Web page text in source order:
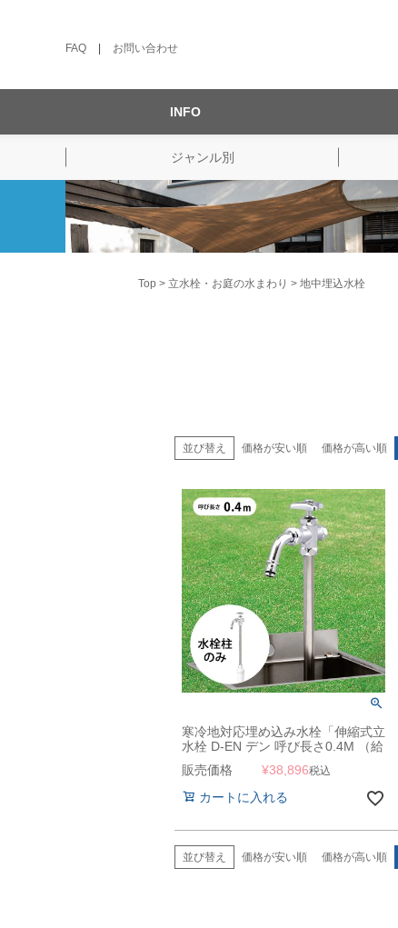
FAQ お問い合わせ
INFO
ジャンル別
Top 立水栓・お庭の水まわり 地中埋込水栓
並び替え 価格が安い順 価格が高い順
寒冷地対応埋め込み水栓「伸縮式立
水栓 D-EN デン 呼び長さ0.4M （給
水栓ボックス別売）」
販売価格 ¥38,896税込
カートに入れる
並び替え 価格が安い順 価格が高い順